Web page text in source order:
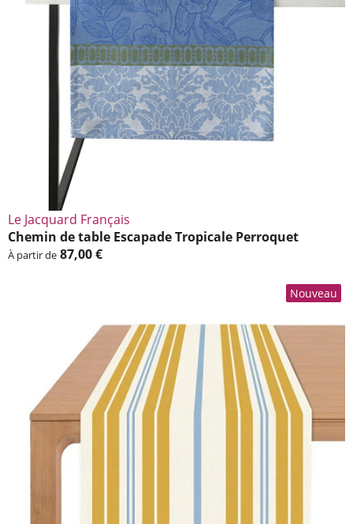
Le Jacquard Français
Chemin de table Esca­pade Tropi­cale Perroquet
À partir de 87,00 €
Nouveau